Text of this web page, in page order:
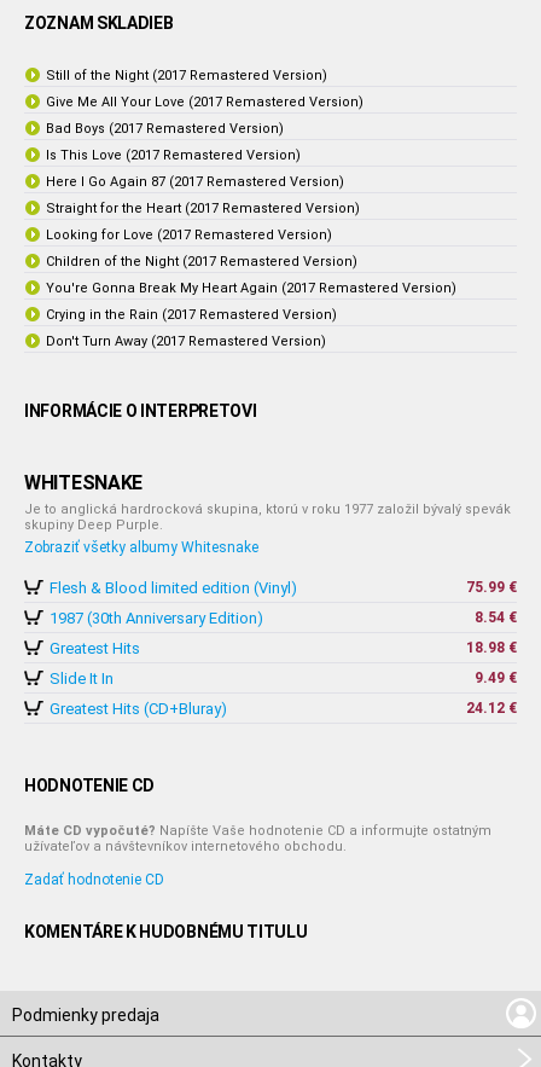
ZOZNAM SKLADIEB
Still of the Night (2017 Remastered Version)
Give Me All Your Love (2017 Remastered Version)
Bad Boys (2017 Remastered Version)
Is This Love (2017 Remastered Version)
Here I Go Again 87 (2017 Remastered Version)
Straight for the Heart (2017 Remastered Version)
Looking for Love (2017 Remastered Version)
Children of the Night (2017 Remastered Version)
You're Gonna Break My Heart Again (2017 Remastered Version)
Crying in the Rain (2017 Remastered Version)
Don't Turn Away (2017 Remastered Version)
INFORMÁCIE O INTERPRETOVI
WHITESNAKE
Je to anglická hardrocková skupina, ktorú v roku 1977 založil bývalý spevák
skupiny Deep Purple.
Zobraziť všetky albumy Whitesnake
Flesh & Blood limited edition (Vinyl) 75.99 €
1987 (30th Anniversary Edition) 8.54 €
Greatest Hits 18.98 €
Slide It In 9.49 €
Greatest Hits (CD+Bluray) 24.12 €
HODNOTENIE CD
Máte CD vypočuté? Napíšte Vaše hodnotenie CD a informujte ostatným
užívateľov a návštevníkov internetového obchodu.
Zadať hodnotenie CD
KOMENTÁRE K HUDOBNÉMU TITULU
Podmienky predaja
Kontakty